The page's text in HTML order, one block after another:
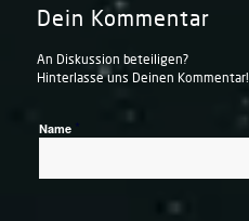
Dein Kommentar
An Diskussion beteiligen?
Hinterlasse uns Deinen Kommentar!
Name *